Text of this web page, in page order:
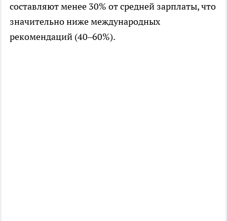
составляют менее 30% от средней зарплаты, что
значительно ниже международных
рекомендаций (40–60%).